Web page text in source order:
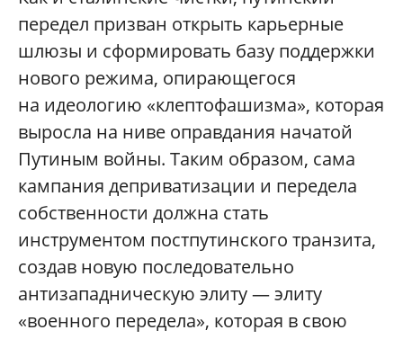
передел призван открыть карьерные
шлюзы и сформировать базу поддержки
нового режима, опирающегося
на идеологию «клептофашизма», которая
выросла на ниве оправдания начатой
Путиным войны. Таким образом, сама
кампания деприватизации и передела
собственности должна стать
инструментом постпутинского транзита,
создав новую последовательно
антизападническую элиту — элиту
«военного передела», которая в свою